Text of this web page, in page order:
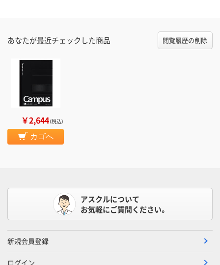
あなたが最近チェックした商品 閲覧履歴の削除
￥2,644（税込）
カゴへ
アスクルについて
お気軽にご質問ください。
新規会員登録
ログイン